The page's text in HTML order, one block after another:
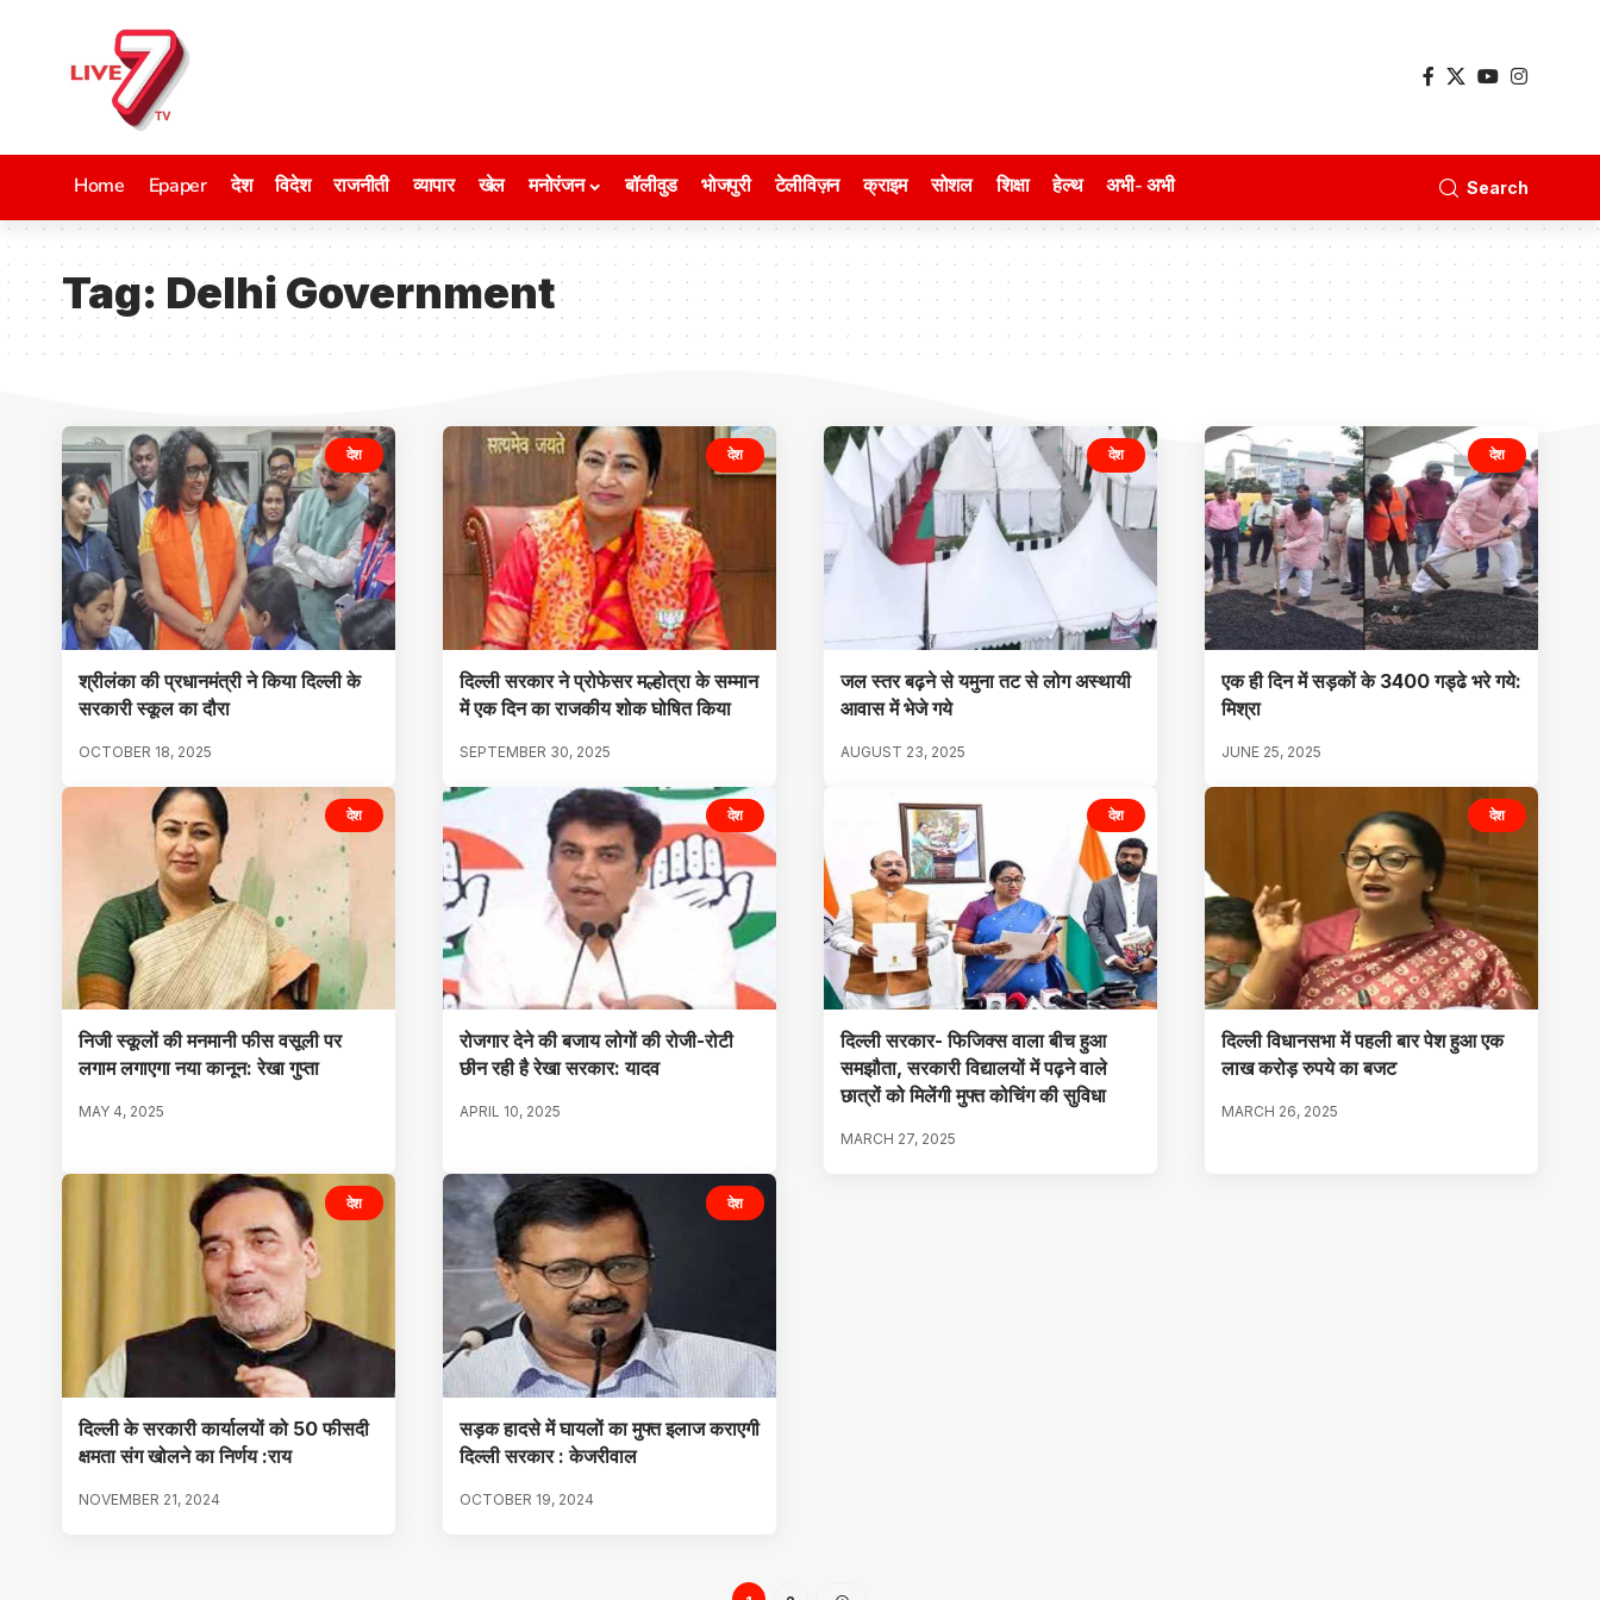
Home Epaper देश विदेश राजनीती व्यापार खेल मनोरंजन बॉलीवुड भोजपुरी टेलीविज़न क्राइम सोशल शिक्षा हेल्थ अभी- अभी Search
Tag: Delhi Government
देश
श्रीलंका की प्रधानमंत्री ने किया दिल्ली के
सरकारी स्कूल का दौरा
OCTOBER 18, 2025
देश
दिल्ली सरकार ने प्रोफेसर मल्होत्रा के सम्मान
में एक दिन का राजकीय शोक घोषित किया
SEPTEMBER 30, 2025
देश
जल स्तर बढ़ने से यमुना तट से लोग अस्थायी
आवास में भेजे गये
AUGUST 23, 2025
देश
एक ही दिन में सड़कों के 3400 गड्ढे भरे गये:
मिश्रा
JUNE 25, 2025
देश
निजी स्कूलों की मनमानी फीस वसूली पर
लगाम लगाएगा नया कानून: रेखा गुप्ता
MAY 4, 2025
देश
रोजगार देने की बजाय लोगों की रोजी-रोटी
छीन रही है रेखा सरकार: यादव
APRIL 10, 2025
देश
दिल्ली सरकार- फिजिक्स वाला बीच हुआ
समझौता, सरकारी विद्यालयों में पढ़ने वाले
छात्रों को मिलेंगी मुफ्त कोचिंग की सुविधा
MARCH 27, 2025
देश
दिल्ली विधानसभा में पहली बार पेश हुआ एक
लाख करोड़ रुपये का बजट
MARCH 26, 2025
देश
दिल्ली के सरकारी कार्यालयों को 50 फीसदी
क्षमता संग खोलने का निर्णय :राय
NOVEMBER 21, 2024
देश
सड़क हादसे में घायलों का मुफ्त इलाज कराएगी
दिल्ली सरकार : केजरीवाल
OCTOBER 19, 2024